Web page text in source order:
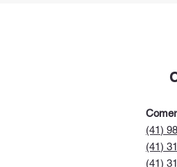
(41)
(41)
(41)